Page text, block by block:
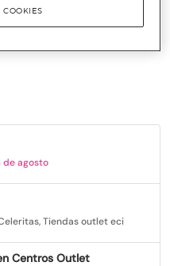
de agosto
Tiendas outlet eci
Centros Outlet
COOKIES